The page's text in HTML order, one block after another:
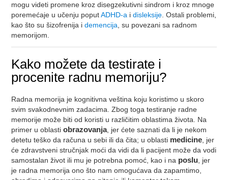
mogu videti promene kroz disegzekutivni sindrom i kroz mnoge
poremećaje u učenju poputADHD-a idisleksije. Ostali problemi,
kao što su šizofrenija idemencija, su povezani sa radnom
memorijom.
Kako možete da testirate i
procenite radnu memoriju?
Radna memorija je kognitivna veština koju koristimo u skoro
svim svakodnevnim zadacima. Zbog toga testiranje radne
memorije može biti od koristi u različitim oblastima života. Na
primer u oblastiobrazovanja, jer ćete saznati da li je nekom
detetu teško da računa u sebi ili da čita; u oblasti medicine, jer
će zdravstveni stručnjak moći da vidi da li pacijent može da vodi
samostalan život ili mu je potrebna pomoć, kao i na poslu, jer
je radna memorija ono što nam omogućava da zapamtimo,